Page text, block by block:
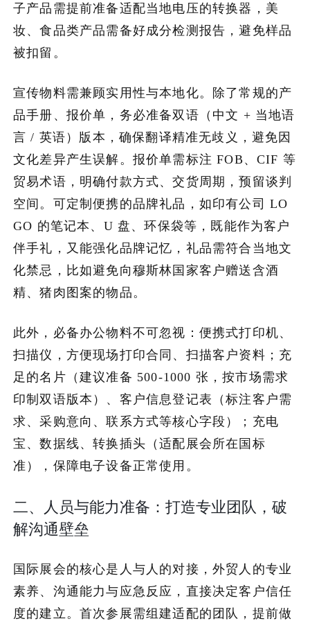
子产品需提前准备适配当地电压的转换器，美
妆、食品类产品需备好成分检测报告，避免样品
被扣留。
宣传物料需兼顾实用性与本地化。除了常规的产
品手册、报价单，务必准备双语（中文 + 当地语
言 / 英语）版本，确保翻译精准无歧义，避免因
文化差异产生误解。报价单需标注 FOB、CIF 等
贸易术语，明确付款方式、交货周期，预留谈判
空间。可定制便携的品牌礼品，如印有公司 LO
GO 的笔记本、U 盘、环保袋等，既能作为客户
伴手礼，又能强化品牌记忆，礼品需符合当地文
化禁忌，比如避免向穆斯林国家客户赠送含酒
精、猪肉图案的物品。
此外，必备办公物料不可忽视：便携式打印机、
扫描仪，方便现场打印合同、扫描客户资料；充
足的名片（建议准备 500-1000 张，按市场需求
印制双语版本）、客户信息登记表（标注客户需
求、采购意向、联系方式等核心字段）；充电
宝、数据线、转换插头（适配展会所在国标
准），保障电子设备正常使用。
二、人员与能力准备：打造专业团队，破
解沟通壁垒
国际展会的核心是人与人的对接，外贸人的专业
素养、沟通能力与应急反应，直接决定客户信任
度的建立。首次参展需组建适配的团队，提前做